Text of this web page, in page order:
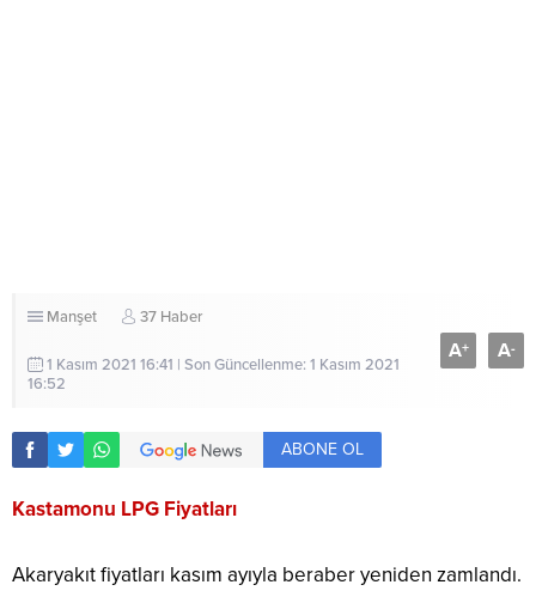
Manşet 37 Haber
1 Kasım 2021 16:41 | Son Güncellenme: 1 Kasım 2021
16:52
A+ A-
ABONE OL
Kastamonu LPG Fiyatları
Akaryakıt fiyatları kasım ayıyla beraber yeniden zamlandı.